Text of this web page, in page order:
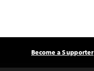
Become a Supporter